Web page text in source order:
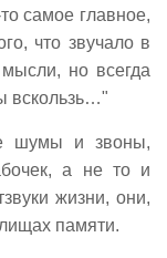
самое главное,
что звучало в
но всегда
вскользь…"
шумы и звоны,
а не то и
жизни, они,
памяти.